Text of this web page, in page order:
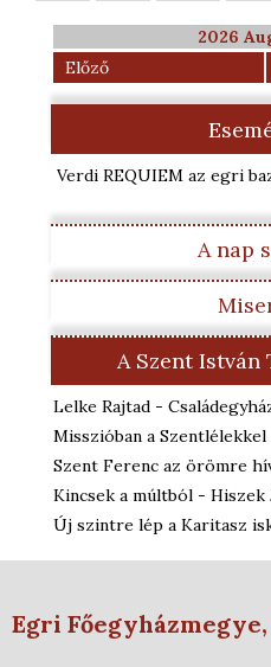
2026
Előző
Verdi REQUIEM az egri
A nap
A Szent
Lelke Rajtad -
Misszióban a Szentlélekkel
Szent Ferenc az örömre
Kincsek a múltból - Hiszek
Új szintre lép a Karitasz
Egri Főegyházmegye,